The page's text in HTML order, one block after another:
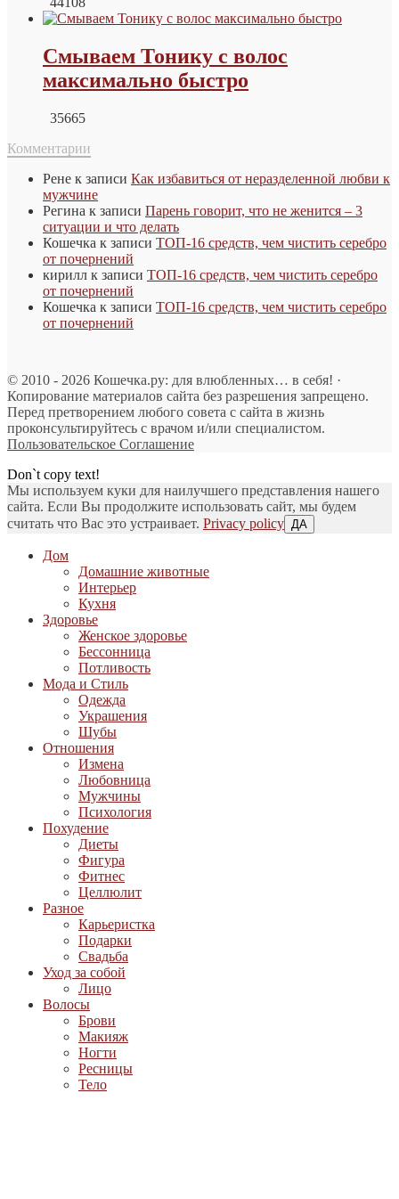
Смываем Тонику с волос
максимально быстро
35665
Комментарии
Рене к записи Как избавиться от неразделенной любви к
мужчине
Регина к записи Парень говорит, что не женится – 3
ситуации и что делать
Кошечка к записи ТОП-16 средств, чем чистить серебро
от почернений
кирилл к записи ТОП-16 средств, чем чистить серебро
от почернений
Кошечка к записи ТОП-16 средств, чем чистить серебро
от почернений
© 2010 - 2026 Кошечка.ру: для влюбленных… в себя! ·
Копирование материалов сайта без разрешения запрещено.
Перед претворением любого совета с сайта в жизнь
проконсультируйтесь с врачом и/или специалистом.
Пользовательское Соглашение
Don`t copy text!
Мы используем куки для наилучшего представления нашего
сайта. Если Вы продолжите использовать сайт, мы будем
считать что Вас это устраивает. Privacy policy ДА
Дом
Домашние животные
Интерьер
Кухня
Здоровье
Женское здоровье
Бессонница
Потливость
Мода и Стиль
Одежда
Украшения
Шубы
Отношения
Измена
Любовница
Мужчины
Психология
Похудение
Диеты
Фигура
Фитнес
Целлюлит
Разное
Карьеристка
Подарки
Свадьба
Уход за собой
Лицо
Волосы
Брови
Макияж
Ногти
Ресницы
Тело